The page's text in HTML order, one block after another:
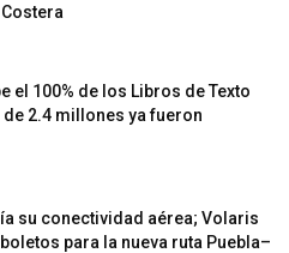
el 100% de los Libros de Texto
2.4 millones ya fueron
su conectividad aérea; Volaris
para la nueva ruta Puebla–